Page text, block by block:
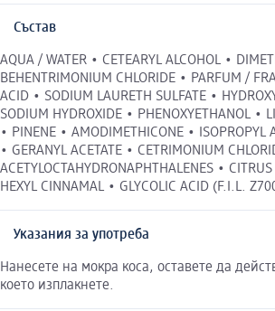
Състав
AQUA / WATER • CETEARYL ALCOHOL •
BEHENTRIMONIUM CHLORIDE • PARFUM /
ACID • SODIUM LAURETH SULFATE •
SODIUM HYDROXIDE • PHENOXYETHANOL •
• PINENE • AMODIMETHICONE • ISOPROPYL
• GERANYL ACETATE • CETRIMONIUM
ACETYLOCTAHYDRONAPHTHALENES •
HEXYL CINNAMAL • GLYCOLIC ACID (F.I.L.
Указания за употреба
Нанесете на мокра коса, оставете да
което изплакнете.